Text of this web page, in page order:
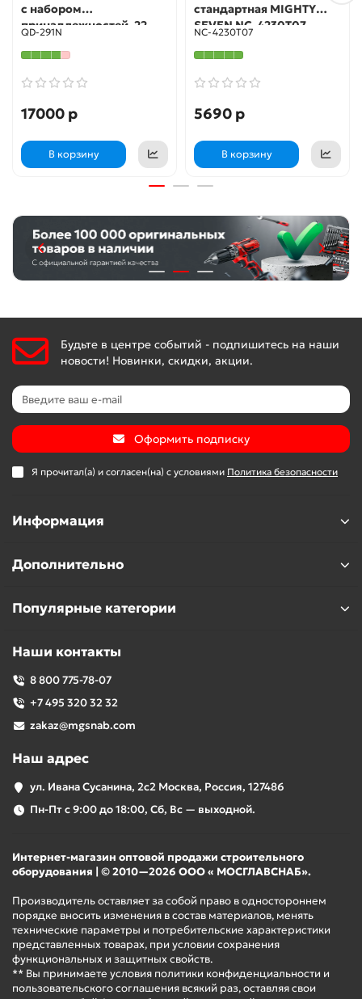
с набором
принадлежностей, 22
предмета MIGHTY SEVEN
QD-291N
QD-291N
17000 р
В корзину
стандартная MIGHTY
SEVEN NC-4230T07
NC-4230T07
5690 р
В корзину
Будьте в центре событий - подпишитесь на наши
новости! Новинки, скидки, акции.
Оформить подписку
Я прочитал(а) и согласен(на) с условиями Политика безопасности
Информация
Дополнительно
Популярные категории
Наши контакты
8 800 775-78-07
+7 495 320 32 32
zakaz@mgsnab.com
Наш адрес
ул. Ивана Сусанина, 2с2 Москва, Россия, 127486
Пн-Пт с 9:00 до 18:00, Сб, Вс — выходной.
Интернет-магазин оптовой продажи строительного
оборудования | © 2010—2026 ООО « МОСГЛАВСНАБ».
Производитель оставляет за собой право в одностороннем
порядке вносить изменения в состав материалов, менять
технические параметры и потребительские характеристики
представленных товарах, при условии сохранения
функциональных и защитных свойств.
** Вы принимаете условия политики конфиденциальности и
пользовательского соглашения всякий раз, оставляя свои